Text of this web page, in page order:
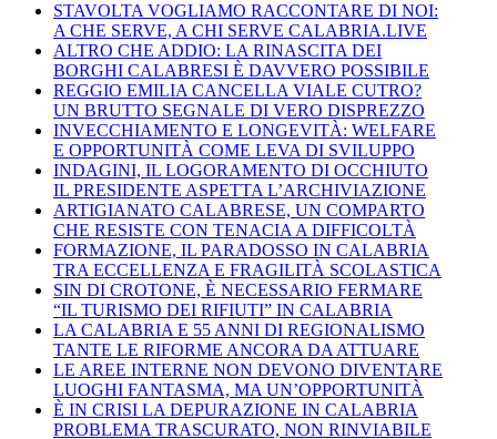
STAVOLTA VOGLIAMO RACCONTARE DI NOI:
A CHE SERVE, A CHI SERVE CALABRIA.LIVE
ALTRO CHE ADDIO: LA RINASCITA DEI
BORGHI CALABRESI È DAVVERO POSSIBILE
REGGIO EMILIA CANCELLA VIALE CUTRO?
UN BRUTTO SEGNALE DI VERO DISPREZZO
INVECCHIAMENTO E LONGEVITÀ: WELFARE
E OPPORTUNITÀ COME LEVA DI SVILUPPO
INDAGINI, IL LOGORAMENTO DI OCCHIUTO
IL PRESIDENTE ASPETTA L’ARCHIVIAZIONE
ARTIGIANATO CALABRESE, UN COMPARTO
CHE RESISTE CON TENACIA A DIFFICOLTÀ
FORMAZIONE, IL PARADOSSO IN CALABRIA
TRA ECCELLENZA E FRAGILITÀ SCOLASTICA
SIN DI CROTONE, È NECESSARIO FERMARE
“IL TURISMO DEI RIFIUTI” IN CALABRIA
LA CALABRIA E 55 ANNI DI REGIONALISMO
TANTE LE RIFORME ANCORA DA ATTUARE
LE AREE INTERNE NON DEVONO DIVENTARE
LUOGHI FANTASMA, MA UN’OPPORTUNITÀ
È IN CRISI LA DEPURAZIONE IN CALABRIA
PROBLEMA TRASCURATO, NON RINVIABILE